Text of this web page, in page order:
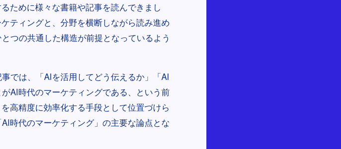
ために様々な書籍や記事を読んできまし
ティングと、分野を横断しながら読み進め
つの共通した構造が前提となっているよう
では、「AIを活用してどう伝えるか」「AI
AI時代のマーケティングである、という前
高精度に効率化する手段として位置づけら
時代のマーケティング」の主要な論点とな